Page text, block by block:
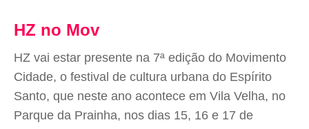
HZ no Mov
HZ vai estar presente na 7ª edição do Movimento
Cidade, o festival de cultura urbana do Espírito
Santo, que neste ano acontece em Vila Velha, no
Parque da Prainha, nos dias 15, 16 e 17 de